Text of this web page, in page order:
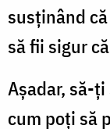
susţinând
să fii sigur
Aşadar, să-
cum poţi să